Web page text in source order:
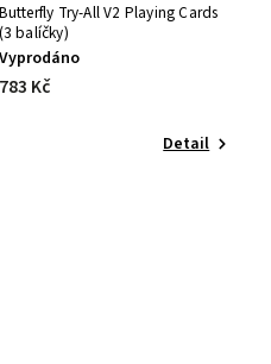
Butterfly Try-All V2 Playing Cards
(3 balíčky)
Vyprodáno
783 Kč
Detail